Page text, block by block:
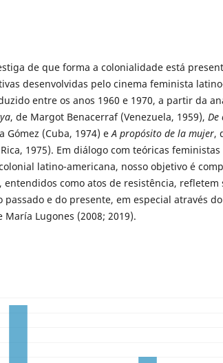
de que forma a colonialidade está
desenvolvidas pelo cinema feminista
entre os anos 1960 e 1970, a partir da
, de Margot Benacerraf (Venezuela, 1959), De
Gómez (Cuba, 1974) eA propósito de la mujer,
1975). Em diálogo com teóricas feministas
latino-americana, nosso objetivo é
entendidos como atos de resistência, refletem
passado e do presente, em especial através do
María Lugones (2008; 2019).